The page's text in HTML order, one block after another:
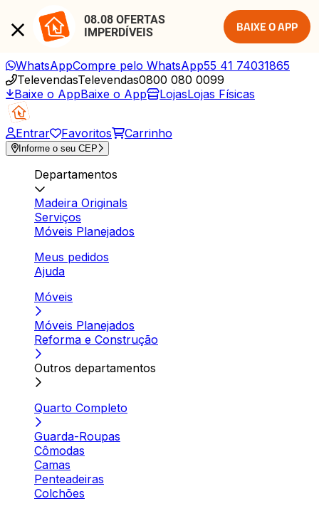
08.08 OFERTAS
IMPERDÍVEIS
BAIXE O APP
WhatsAppCompre pelo WhatsApp55 41 74031865
TelevendasTelevendas0800 080 0099
Baixe o AppBaixe o App LojasLojas Físicas
Entrar Favoritos Carrinho
Informe o seu CEP
Departamentos
Madeira Originals
Serviços
Móveis Planejados
Meus pedidos
Ajuda
Móveis
Móveis Planejados
Reforma e Construção
Outros departamentos
Quarto Completo
Guarda-Roupas
Cômodas
Camas
Penteadeiras
Colchões